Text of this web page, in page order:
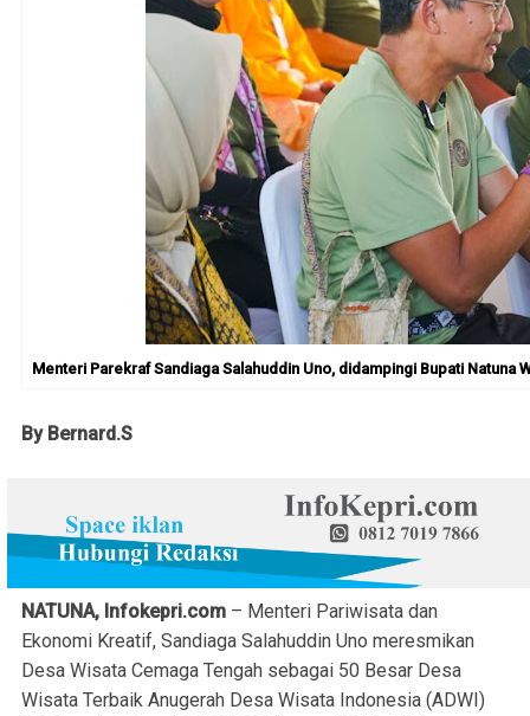
Menteri Parekraf Sandiaga Salahuddin Uno, didampingi Bupati
By Bernard.S
NATUNA, Infokepri.com – Menteri Pariwisata dan
Ekonomi Kreatif, Sandiaga Salahuddin Uno meresmikan
Desa Wisata Cemaga Tengah sebagai 50 Besar Desa
Wisata Terbaik Anugerah Desa Wisata Indonesia (ADWI)